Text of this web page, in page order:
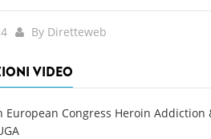
By Diretteweb
VIDEO
European Congress Heroin Addiction